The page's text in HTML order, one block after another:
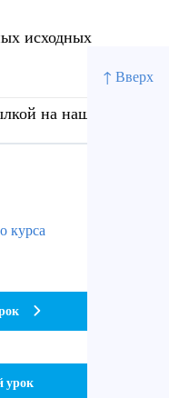
↑ Вверх
исходных
на наш сайт
урок
курса